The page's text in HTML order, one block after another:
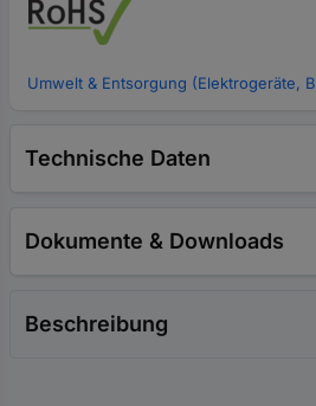
Umwelt & Entsorgung (Elektrogeräte,
Technische Daten
Dokumente & Downloads
Beschreibung